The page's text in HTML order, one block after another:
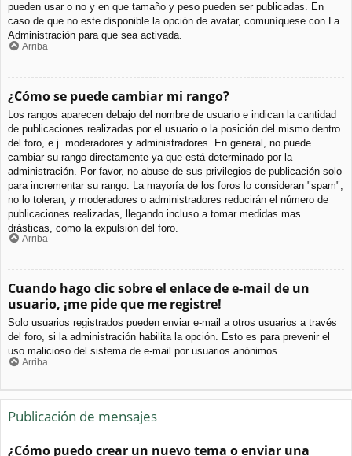
pueden usar o no y en que tamaño y peso pueden ser publicadas. En
caso de que no este disponible la opción de avatar, comuníquese con La
Administración para que sea activada.
Arriba
¿Cómo se puede cambiar mi rango?
Los rangos aparecen debajo del nombre de usuario e indican la cantidad
de publicaciones realizadas por el usuario o la posición del mismo dentro
del foro, e.j. moderadores y administradores. En general, no puede
cambiar su rango directamente ya que está determinado por la
administración. Por favor, no abuse de sus privilegios de publicación solo
para incrementar su rango. La mayoría de los foros lo consideran "spam",
no lo toleran, y moderadores o administradores reducirán el número de
publicaciones realizadas, llegando incluso a tomar medidas mas
drásticas, como la expulsión del foro.
Arriba
Cuando hago clic sobre el enlace de e-mail de un
usuario, ¡me pide que me registre!
Solo usuarios registrados pueden enviar e-mail a otros usuarios a través
del foro, si la administración habilita la opción. Esto es para prevenir el
uso malicioso del sistema de e-mail por usuarios anónimos.
Arriba
Publicación de mensajes
¿Cómo puedo crear un nuevo tema o enviar una